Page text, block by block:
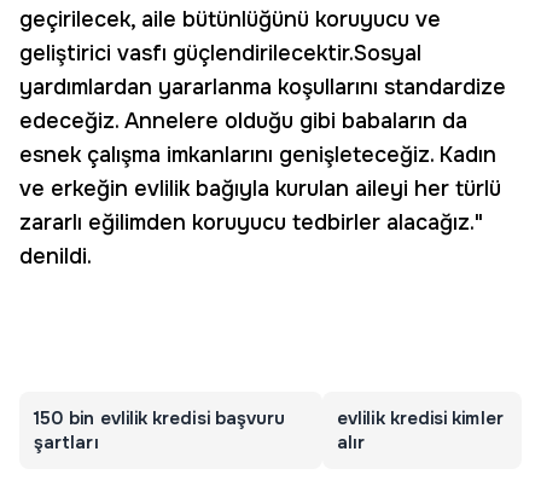
geçirilecek, aile bütünlüğünü koruyucu ve
geliştirici vasfı güçlendirilecektir.Sosyal
yardımlardan yararlanma koşullarını standardize
edeceğiz. Annelere olduğu gibi babaların da
esnek çalışma imkanlarını genişleteceğiz. Kadın
ve erkeğin evlilik bağıyla kurulan aileyi her türlü
zararlı eğilimden koruyucu tedbirler alacağız."
denildi.
150 bin evlilik kredisi başvuru
şartları
evlilik kredisi kimler
alır